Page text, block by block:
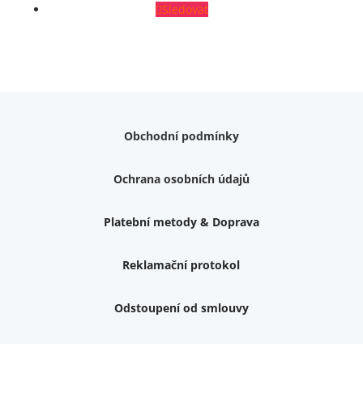
Sledovat
Obchodní podmínky
Ochrana osobních údajů
Platební metody & Doprava
Reklamační protokol
Odstoupení od smlouvy